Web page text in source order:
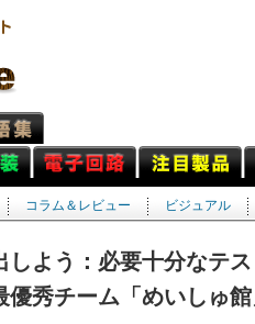
コラム＆レビュー ビジュアル
しよう：必要十分な
優秀チーム「めいしゅ